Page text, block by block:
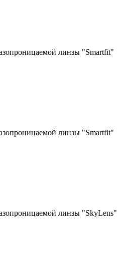
линзы "Smartfit"
линзы "Smartfit"
линзы "SkyLens"